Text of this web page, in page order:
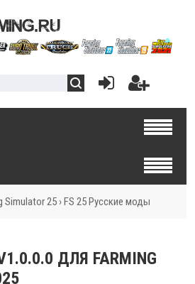
Simulator 25 › FS 25 Русские моды
ДЛЯ FARMING